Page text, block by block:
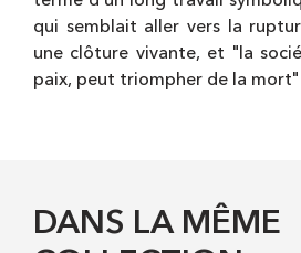
qui semblait aller vers la
une clôture vivante, et "la
paix, peut triompher de la mort"
DANS LA MÊME